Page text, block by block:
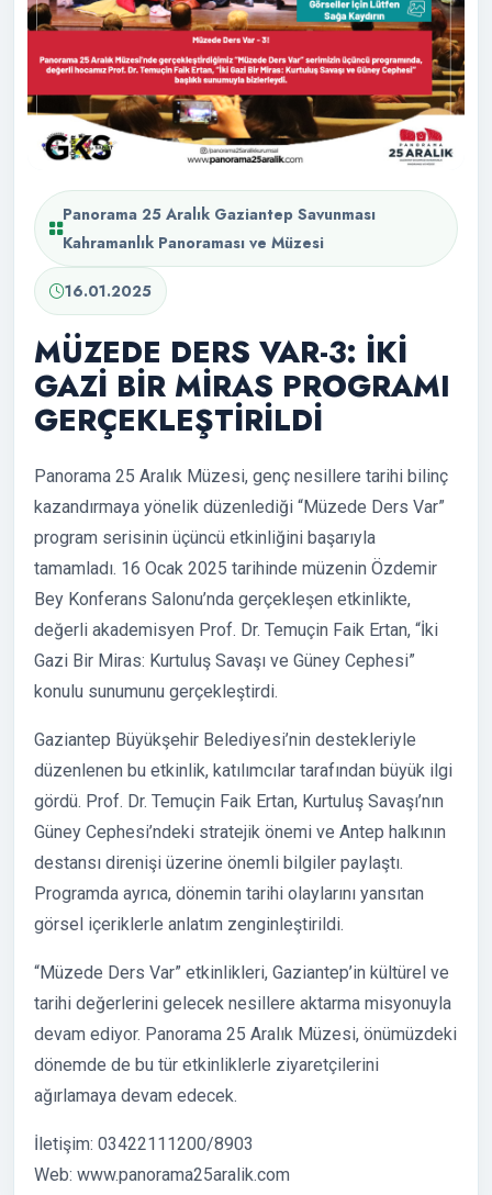
Panorama 25 Aralık Gaziantep Savunması
Kahramanlık Panoraması ve Müzesi
16.01.2025
MÜZEDE DERS VAR-3: İKİ
GAZİ BİR MİRAS PROGRAMI
GERÇEKLEŞTİRİLDİ
Panorama 25 Aralık Müzesi, genç nesillere tarihi bilinç
kazandırmaya yönelik düzenlediği “Müzede Ders Var”
program serisinin üçüncü etkinliğini başarıyla
tamamladı. 16 Ocak 2025 tarihinde müzenin Özdemir
Bey Konferans Salonu’nda gerçekleşen etkinlikte,
değerli akademisyen Prof. Dr. Temuçin Faik Ertan, “İki
Gazi Bir Miras: Kurtuluş Savaşı ve Güney Cephesi”
konulu sunumunu gerçekleştirdi.
Gaziantep Büyükşehir Belediyesi’nin destekleriyle
düzenlenen bu etkinlik, katılımcılar tarafından büyük ilgi
gördü. Prof. Dr. Temuçin Faik Ertan, Kurtuluş Savaşı’nın
Güney Cephesi’ndeki stratejik önemi ve Antep halkının
destansı direnişi üzerine önemli bilgiler paylaştı.
Programda ayrıca, dönemin tarihi olaylarını yansıtan
görsel içeriklerle anlatım zenginleştirildi.
“Müzede Ders Var” etkinlikleri, Gaziantep’in kültürel ve
tarihi değerlerini gelecek nesillere aktarma misyonuyla
devam ediyor. Panorama 25 Aralık Müzesi, önümüzdeki
dönemde de bu tür etkinliklerle ziyaretçilerini
ağırlamaya devam edecek.
İletişim: 03422111200/8903
Web: www.panorama25aralik.com